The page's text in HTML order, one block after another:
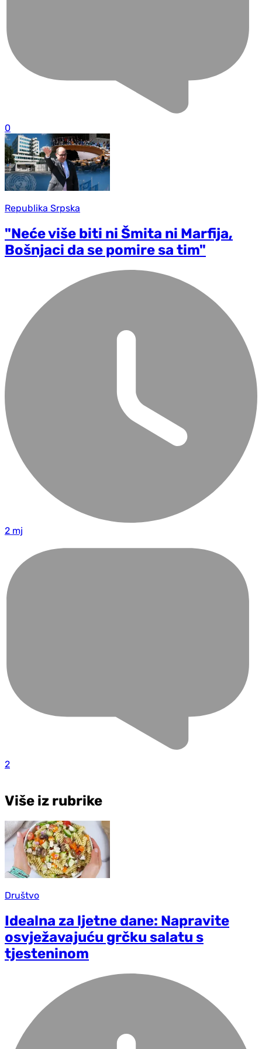
0
Republika Srpska
"Neće više biti ni Šmita ni Marfija,
Bošnjaci da se pomire sa tim"
2 mj
2
Više iz rubrike
Društvo
Idealna za ljetne dane: Napravite
osvježavajuću grčku salatu s
tjesteninom